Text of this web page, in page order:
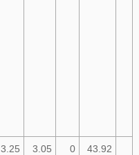
3.25 3.05 0 43.92